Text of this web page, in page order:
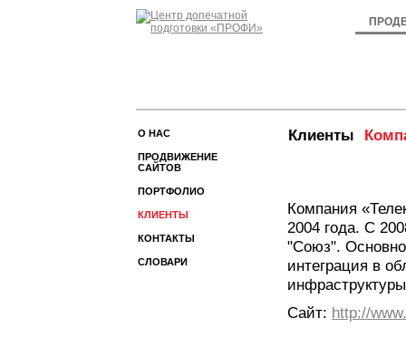
Клиенты
Компания
2004 года. С
"Союз".
интеграция в
Сайт: http://
О НАС
ПРОДВИЖЕНИЕ
САЙТОВ
ПОРТФОЛИО
КЛИЕНТЫ
КОНТАКТЫ
СЛОВАРИ